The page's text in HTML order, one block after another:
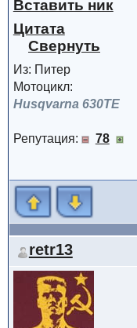
Вставить ник
Цитата
Из: Питер
Мотоцикл:
Husqvarna 630TE
Репутация: 78
retr13